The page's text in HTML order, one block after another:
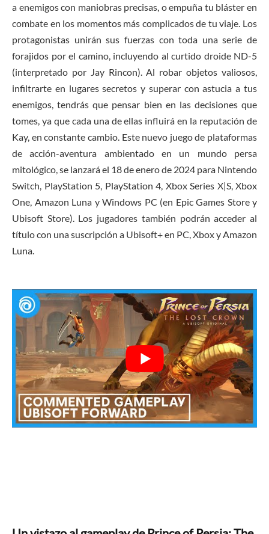
a enemigos con maniobras precisas, o empuña tu bláster en
combate en los momentos más complicados de tu viaje. Los
protagonistas unirán sus fuerzas con toda una serie de
forajidos por el camino, incluyendo al curtido droide ND-5
(interpretado por Jay Rincon). Al robar objetos valiosos,
infiltrarte en lugares secretos y superar con astucia a tus
enemigos, tendrás que pensar bien en las decisiones que
tomes, ya que cada una de ellas influirá en la reputación de
Kay, en constante cambio. Este nuevo juego de plataformas
de acción-aventura ambientado en un mundo persa
mitológico, se lanzará el 18 de enero de 2024 para Nintendo
Switch, PlayStation 5, PlayStation 4, Xbox Series X|S, Xbox
One, Amazon Luna y Windows PC (en Epic Games Store y
Ubisoft Store). Los jugadores también podrán acceder al
título con una suscripción a Ubisoft+ en PC, Xbox y Amazon
Luna.